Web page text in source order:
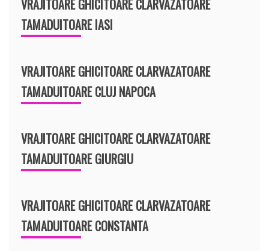
VRAJITOARE GHICITOARE CLARVAZATOARE
TAMADUITOARE IASI
VRAJITOARE GHICITOARE CLARVAZATOARE
TAMADUITOARE CLUJ NAPOCA
VRAJITOARE GHICITOARE CLARVAZATOARE
TAMADUITOARE GIURGIU
VRAJITOARE GHICITOARE CLARVAZATOARE
TAMADUITOARE CONSTANTA